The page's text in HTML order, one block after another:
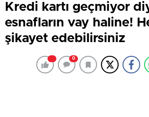
Kredi kartı geçmiyor
esnafların vay haline!
şikayet edebilirsiniz
0